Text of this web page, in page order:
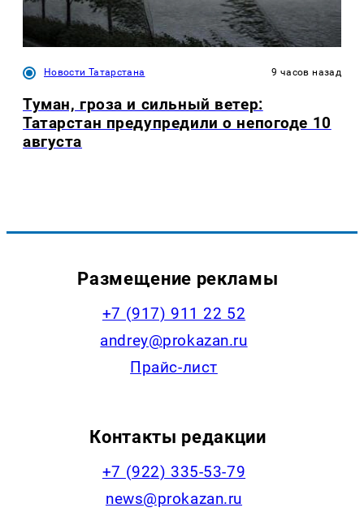
Новости Татарстана 9 часов назад
Туман, гроза и сильный ветер:
Татарстан предупредили о непогоде 10
августа
Размещение рекламы
+7 (917) 911 22 52
andrey@prokazan.ru
Прайс-лист
Контакты редакции
+7 (922) 335-53-79
news@prokazan.ru